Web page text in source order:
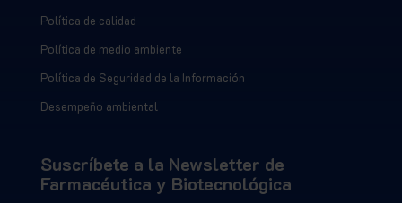
Política de calidad
Política de medio ambiente
Política de Seguridad de la Información
Desempeño ambiental
Suscríbete a la Newsletter de
Farmacéutica y Biotecnológica